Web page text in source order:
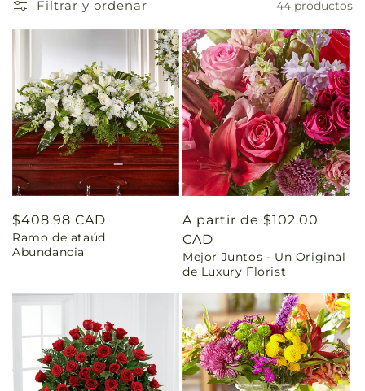
Filtrar y ordenar 44 productos
Precio
habitual
$408.98 CAD
Ramo de ataúd
Abundancia
Precio
habitual
A partir de $102.00
CAD
Mejor Juntos - Un Original
de Luxury Florist